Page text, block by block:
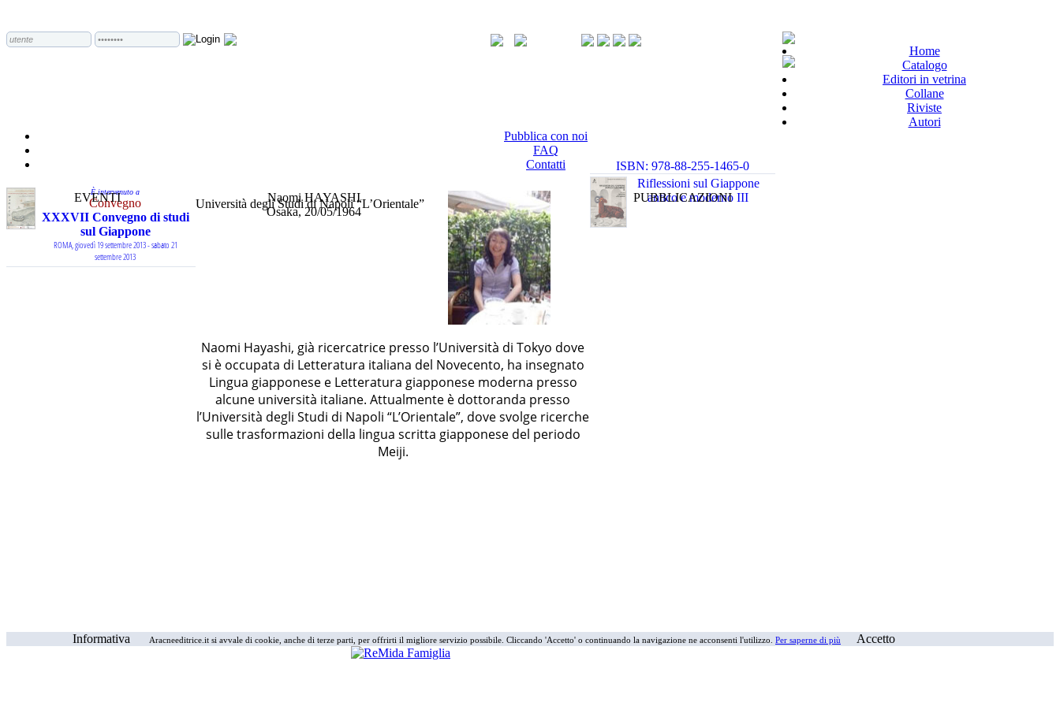
Home
Catalogo
Editori in vetrina
Collane
Riviste
Autori
Pubblica con noi
FAQ
Contatti
EVENTI
È intervenuto a
Convegno
XXXVII Convegno di studi
sul Giappone
ROMA, giovedì 19 settembre 2013 - sabato 21
settembre 2013
Naomi HAYASHI
Osaka, 20/05/1964
Università degli Studi di Napoli “L’Orientale”
Naomi Hayashi, già ricercatrice presso l’Università di Tokyo dove
si è occupata di Letteratura italiana del Novecento, ha insegnato
Lingua giapponese e Letteratura giapponese moderna presso
alcune università italiane. Attualmente è dottoranda presso
l’Università degli Studi di Napoli “L’Orientale”, dove svolge ricerche
sulle trasformazioni della lingua scritta giapponese del periodo
Meiji.
PUBBLICAZIONI
ISBN: 978-88-255-1465-0
Riflessioni sul Giappone
antico e moderno III
Informativa Aracneeditrice.it si avvale di cookie, anche di terze parti, per offrirti il migliore servizio possibile. Cliccando 'Accetto' o continuando la navigazione ne acconsenti l'utilizzo. Per saperne di più Accetto